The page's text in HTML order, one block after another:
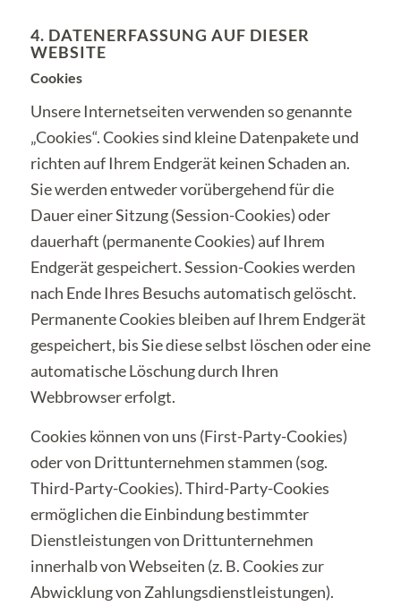
4. DATENERFASSUNG AUF DIESER
WEBSITE
Cookies
Unsere Internetseiten verwenden so genannte
„Cookies“. Cookies sind kleine Datenpakete und
richten auf Ihrem Endgerät keinen Schaden an.
Sie werden entweder vorübergehend für die
Dauer einer Sitzung (Session-Cookies) oder
dauerhaft (permanente Cookies) auf Ihrem
Endgerät gespeichert. Session-Cookies werden
nach Ende Ihres Besuchs automatisch gelöscht.
Permanente Cookies bleiben auf Ihrem Endgerät
gespeichert, bis Sie diese selbst löschen oder eine
automatische Löschung durch Ihren
Webbrowser erfolgt.
Cookies können von uns (First-Party-Cookies)
oder von Drittunternehmen stammen (sog.
Third-Party-Cookies). Third-Party-Cookies
ermöglichen die Einbindung bestimmter
Dienstleistungen von Drittunternehmen
innerhalb von Webseiten (z. B. Cookies zur
Abwicklung von Zahlungsdienstleistungen).